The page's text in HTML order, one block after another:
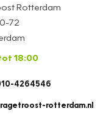
Rotterdam
72
18:00
4264546
rotterdam.nl